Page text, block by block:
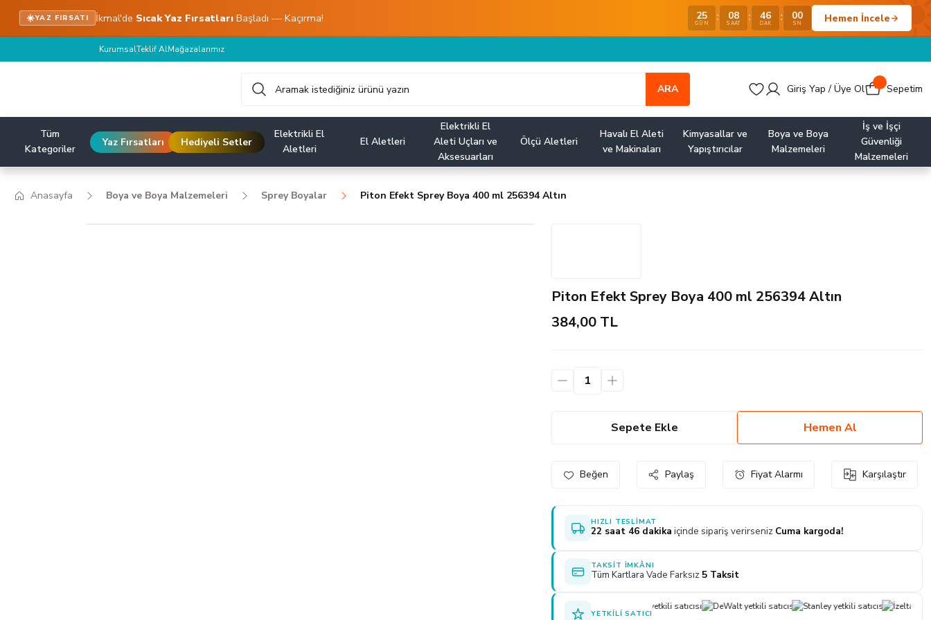
☀️YAZ FIRSATI İkmal'de Sıcak Yaz Fırsatları Başladı — Kaçırma! 25
GÜN : 08
SAAT : 46
DAK : 00
SN Hemen İncele
KurumsalTeklif AlMağazalarımız
ARA Giriş Yap / Üye Ol Sepetim
Tüm
Kategoriler
Yaz Fırsatları Hediyeli Setler
Elektrikli El
Aletleri
El Aletleri
Elektrikli El
Aleti Uçları ve
Aksesuarları
Ölçü Aletleri
Havalı El Aleti
ve Makinaları
Kimyasallar ve
Yapıştırıcılar
Boya ve Boya
Malzemeleri
İş ve İşçi
Güvenliği
Malzemeleri
Anasayfa Boya ve Boya Malzemeleri Sprey Boyalar Piton Efekt Sprey Boya 400 ml 256394 Altın
Piton Efekt Sprey Boya 400 ml 256394 Altın
384,00 TL
Sepete Ekle Hemen Al
Paylaş Fiyat Alarmı Karşılaştır
HIZLI TESLIMAT
22 saat 46 dakika içinde sipariş verirseniz Cuma kargoda!
TAKSIT İMKÂNI
Tüm Kartlara Vade Farksız 5 Taksit
YETKILI SATICI